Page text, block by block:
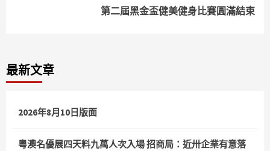
第二屆黑金盃健美健身比賽圓滿結束
最新文章
2026年8月10日版面
粵澳名優展四天料九萬人次入場 招商局：近卅企業有意落